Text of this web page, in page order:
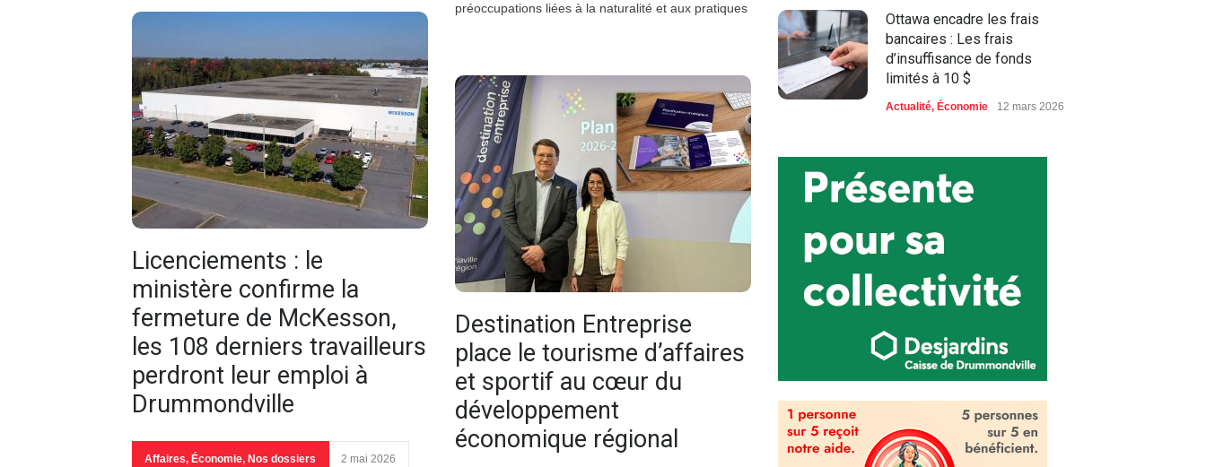
Licenciements : le
ministère confirme la
fermeture de McKesson,
les 108 derniers travailleurs
perdront leur emploi à
Drummondville
Affaires, Économie, Nos dossiers 2 mai 2026
préoccupations liées à la naturalité et aux pratiques
Destination Entreprise
place le tourisme d’affaires
et sportif au cœur du
développement
économique régional
Ottawa encadre les frais
bancaires : Les frais
d’insuffisance de fonds
limités à 10 $
Actualité, Économie 12 mars 2026
le Syndicat des Métallos
exige des réponses
Affaires,Économie
dossiers ,Nouvelles régionales
Vingt55
Les tailles « Big » et « Tall »
chez Mercerie Denis !
Économie,Quoi faire?,Vidéos
20 Décembre 2025